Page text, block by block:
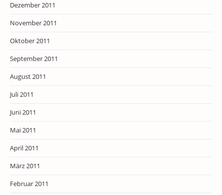
Dezember 2011
November 2011
Oktober 2011
September 2011
August 2011
Juli 2011
Juni 2011
Mai 2011
April 2011
März 2011
Februar 2011